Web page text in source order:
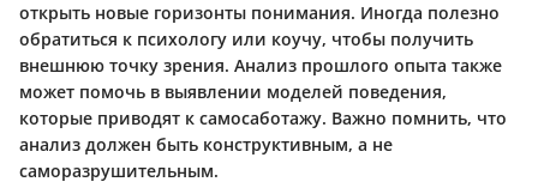
открыть новые горизонты понимания. Иногда полезно
обратиться к психологу или коучу, чтобы получить
внешнюю точку зрения. Анализ прошлого опыта также
может помочь в выявлении моделей поведения,
которые приводят к самосаботажу. Важно помнить, что
анализ должен быть конструктивным, а не
саморазрушительным.